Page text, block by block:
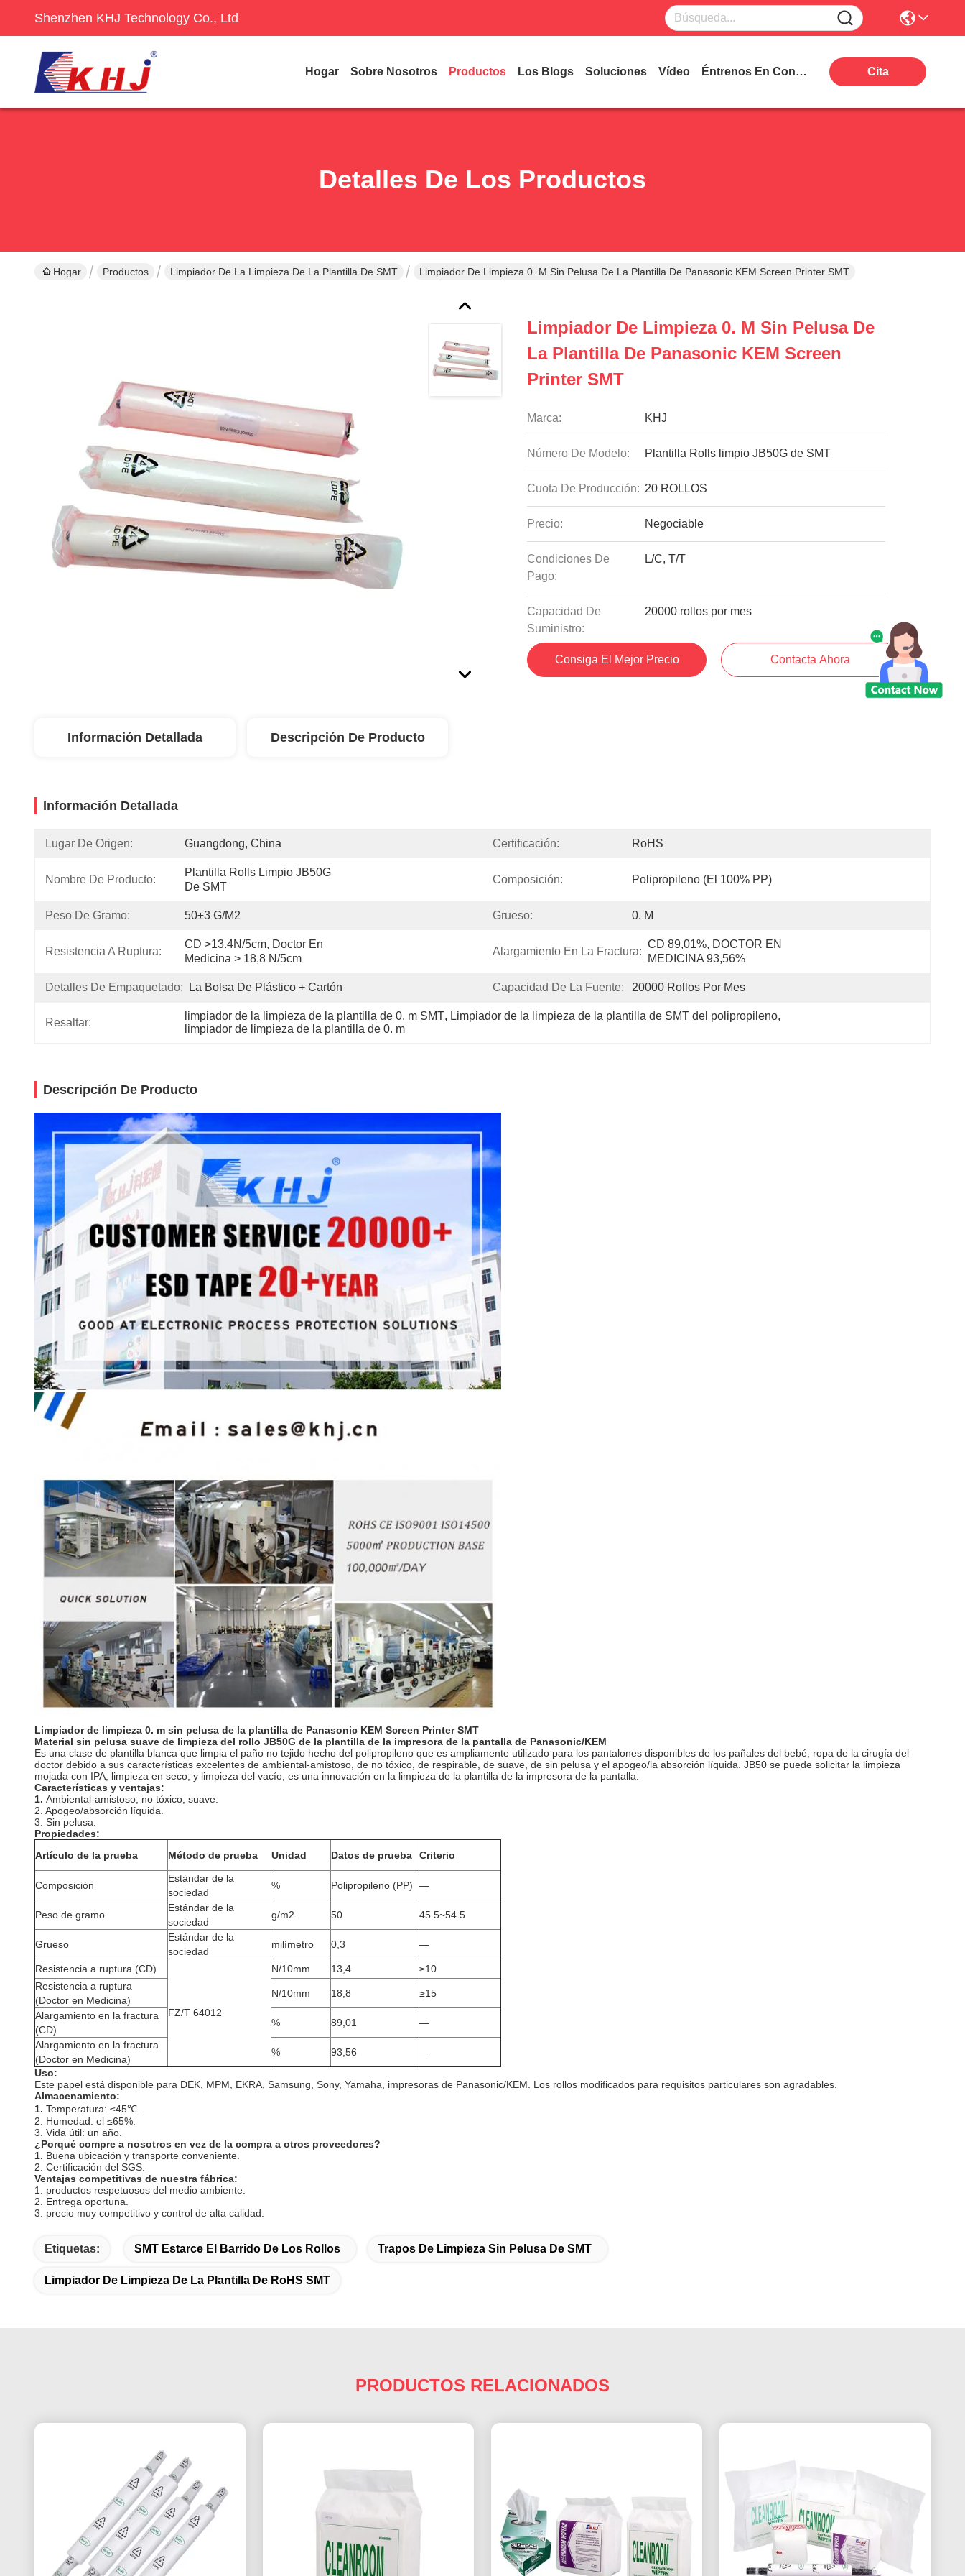
Shenzhen KHJ Technology Co., Ltd
Hogar Sobre Nosotros Productos Los Blogs Soluciones Vídeo Éntrenos En Contacto Con Cita
Detalles De Los Productos
Hogar Productos Limpiador De La Limpieza De La Plantilla De SMT Limpiador De Limpieza 0. M Sin Pelusa De La Plantilla De Panasonic KEM Screen Printer SMT
Limpiador De Limpieza 0. M Sin Pelusa De
La Plantilla De Panasonic KEM Screen
Printer SMT
Marca: KHJ
Número De Modelo: Plantilla Rolls limpio JB50G de SMT
Cuota De Producción: 20 ROLLOS
Precio: Negociable
Condiciones De
Pago:
L/C, T/T
Capacidad De
Suministro:
20000 rollos por mes
Consiga El Mejor Precio Contacta Ahora
Información Detallada Descripción De Producto
Información Detallada
Lugar De Origen: Guangdong, China Certificación: RoHS
Nombre De Producto:
Plantilla Rolls Limpio JB50G
De SMT
Composición: Polipropileno (el 100% PP)
Peso De Gramo: 50±3 G/m2 Grueso: 0. M
Resistencia A Ruptura:
CD >13.4N/5cm, Doctor En
Medicina > 18,8 N/5cm
Alargamiento En La Fractura:
CD 89,01%, DOCTOR EN
MEDICINA 93,56%
Detalles De Empaquetado: La Bolsa De Plástico + Cartón Capacidad De La Fuente: 20000 Rollos Por Mes
Resaltar:
limpiador de la limpieza de la plantilla de 0. m SMT, Limpiador de la limpieza de la plantilla de SMT del polipropileno,
limpiador de limpieza de la plantilla de 0. m
Descripción De Producto
Limpiador de limpieza 0. m sin pelusa de la plantilla de Panasonic KEM Screen Printer SMT
Material sin pelusa suave de limpieza del rollo JB50G de la plantilla de la impresora de la pantalla de Panasonic/KEM
Es una clase de plantilla blanca que limpia el paño no tejido hecho del polipropileno que es ampliamente utilizado para los pantalones disponibles de los pañales del bebé, ropa de la cirugía del
doctor debido a sus características excelentes de ambiental-amistoso, de no tóxico, de respirable, de suave, de sin pelusa y el apogeo/la absorción líquida. JB50 se puede solicitar la limpieza
mojada con IPA, limpieza en seco, y limpieza del vacío, es una innovación en la limpieza de la plantilla de la impresora de la pantalla.
Características y ventajas:
1. Ambiental-amistoso, no tóxico, suave.
2. Apogeo/absorción líquida.
3. Sin pelusa.
Propiedades:
Artículo de la prueba
Método de prueba Unidad Datos de prueba Criterio
Composición
Estándar de la
sociedad
% Polipropileno (PP) —
Peso de gramo
Estándar de la
sociedad
g/m2 50 45.5~54.5
Grueso
Estándar de la
sociedad
milímetro 0,3 —
Resistencia a ruptura (CD)
FZ/T 64012
N/10mm 13,4
≥10
Resistencia a ruptura
(Doctor en Medicina)
N/10mm 18,8
≥15
Alargamiento en la fractura
(CD)
% 89,01
—
Alargamiento en la fractura
(Doctor en Medicina)
% 93,56
—
Uso:
Este papel está disponible para DEK, MPM, EKRA, Samsung, Sony, Yamaha, impresoras de Panasonic/KEM. Los rollos modificados para requisitos particulares son agradables.
Almacenamiento:
1. Temperatura: ≤45℃.
2. Humedad: el ≤65%.
3. Vida útil: un año.
¿Porqué compre a nosotros en vez de la compra a otros proveedores?
1. Buena ubicación y transporte conveniente.
2. Certificación del SGS.
Ventajas competitivas de nuestra fábrica:
1. productos respetuosos del medio ambiente.
2. Entrega oportuna.
3. precio muy competitivo y control de alta calidad.
Etiquetas: SMT Estarce El Barrido De Los Rollos Trapos De Limpieza Sin Pelusa De SMT
Limpiador De Limpieza De La Plantilla De RoHS SMT
PRODUCTOS RELACIONADOS